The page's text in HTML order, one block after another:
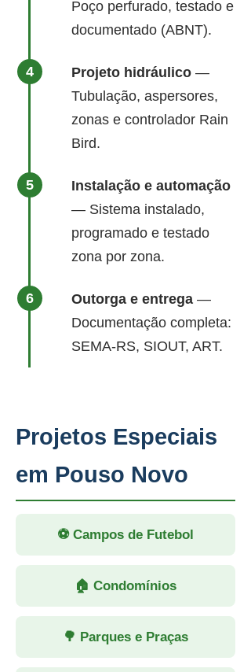
Poço perfurado, testado e
documentado (ABNT).
Projeto hidráulico —
Tubulação, aspersores,
zonas e controlador Rain
Bird.
Instalação e automação
— Sistema instalado,
programado e testado
zona por zona.
Outorga e entrega —
Documentação completa:
SEMA-RS, SIOUT, ART.
Projetos Especiais
em Pouso Novo
⚽ Campos de Futebol
🏠 Condomínios
🌳 Parques e Praças